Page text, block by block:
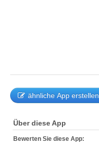
ähnliche App erstellen
Über diese App
Bewerten Sie diese App: